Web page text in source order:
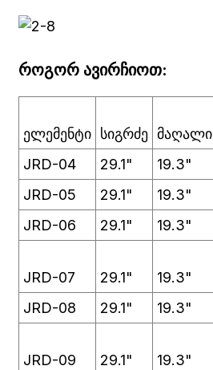
როგორ ავირჩიოთ:
ელემენტი სიგრძე მაღალი
JRD-04
29.1" 19.3"
JRD-05
29.1" 19.3"
JRD-06
29.1" 19.3"
JRD-07 29.1" 19.3"
JRD-08
29.1" 19.3"
JRD-09 29.1" 19.3"